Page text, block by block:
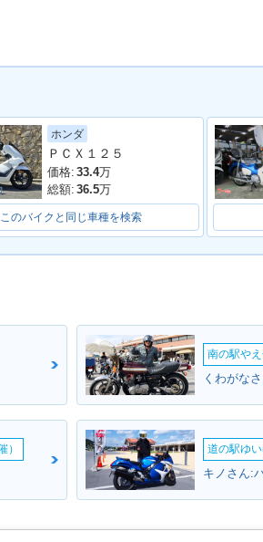
ホンダ
ＰＣＸ１２５
価格: 33.4万
総額: 36.5万
このバイクと同じ車種を検索
南の駅や
くわがな
） 道の駅ゆ